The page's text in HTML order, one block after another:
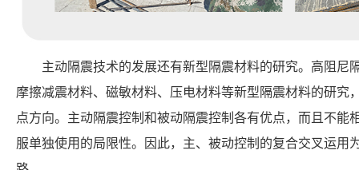
主动隔震技术的发展还有新型隔震材料的研究。高阻尼
摩擦减震材料、磁敏材料、压电材料等新型隔震材料的研究
点方向。主动隔震控制和被动隔震控制各有优点，而且不能
服单独使用的局限性。因此，主、被动控制的复合交叉运用